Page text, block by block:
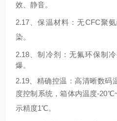
效、静音。
2.17 、保温材料：无CFC聚
染。
2.18 、制冷剂：无氟环保制冷
爆。
2.19 、精确控温：高清晰数码
度控制系统，箱体内温度-20
示精度1℃。